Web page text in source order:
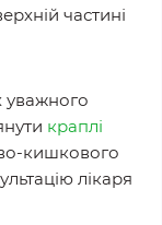
частині
уважного
краплі
кишкового
лікаря